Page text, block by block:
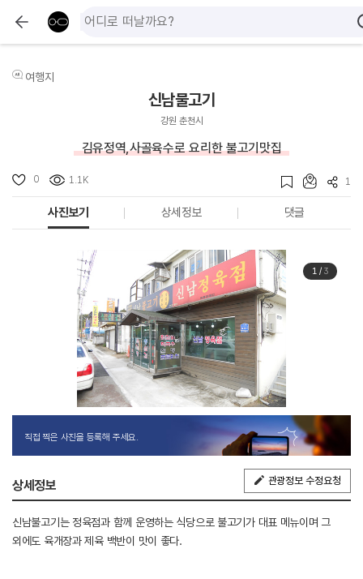
여행지
신남불고기
강원 춘천시
김유정역,사골육수로 요리한 불고기맛집
0 1.1K 1
사진보기 상세정보 댓글
1/ 3
직접 찍은 사진을 등록해 주세요.
상세정보 관광정보 수정요청
신남불고기는 정육점과 함께 운영하는 식당으로 불고기가 대표 메뉴이며 그
외에도 육개장과 제육 백반이 맛이 좋다.